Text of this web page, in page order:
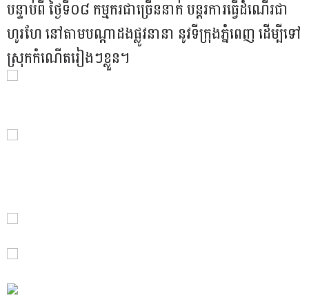
បន្ទាប់ពី ថ្ងៃទី០៨ កម្មករជាច្រើននាក់ បន្តរការធ្វើដំណើរជា
ហូរហែ នៅតាមបណ្តាដងផ្លូវនានា នូវទីក្រុងភ្នំពេញ ដើម្បីទៅ
ស្រុកកំណើតរៀងៗខ្លួន។